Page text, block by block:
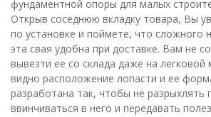
фундаментной опоры для малых
Открыв соседнюю вкладку товара, Вы
по установке и поймете, что сложного
эта свая удобна при доставке. Вам не
вывезти ее со склада даже на
видно расположение лопасти и ее
разработана так, чтобы не разрыхлять
ввинчиваться в него и передавать